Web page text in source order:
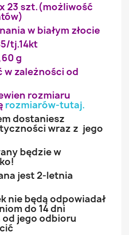
23 szt.(możliwość
w białym złocie
tj.14kt
g
w zależności od
rozmiaru
rozmiarów-tutaj.
dostaniesz
wraz z jego
będzie w
jest 2-letnia
nie będą odpowiadał
do 14 dni
jego odbioru